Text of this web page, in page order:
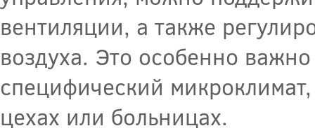
вентиляции, а также
воздуха. Это особенно
специфический
цехах или больницах.